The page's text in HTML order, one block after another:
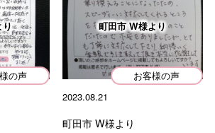
り
の声
町田市 W様より
お客様の声
2023.08.21
町田市 W様より
もスムーズでした。説明も分かりやす
くれました。ありがとうございまし